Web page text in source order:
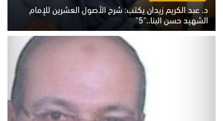
د. عبد الكريم زيدان يكتب: شرح الأصول العشرين للإمام
الشهيد حسن البنا.."5"
السبت 8 أغسطس 2026 10:46 ص